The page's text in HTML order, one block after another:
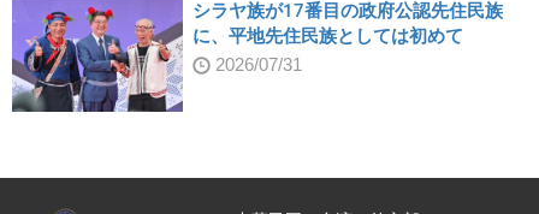
シラヤ族が17番目の政府公認先住民族
に、平地先住民族としては初めて
2026/07/31